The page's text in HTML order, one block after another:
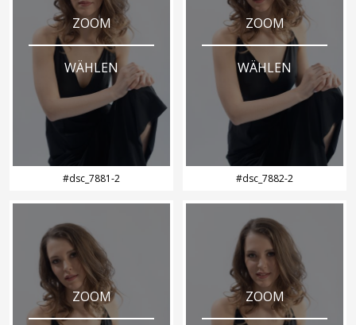
ZOOM
WÄHLEN
#dsc_7881-2
ZOOM
WÄHLEN
#dsc_7882-2
ZOOM ZOOM